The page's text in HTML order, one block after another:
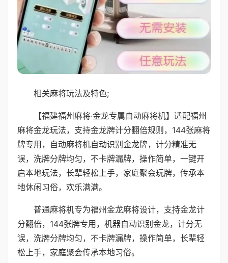
相关麻将玩法及特色;
【福建福州麻将·金龙专属自动麻将机】适配福州
麻将金龙玩法，支持金龙牌计分翻倍规则，144张麻将
牌专用，自动麻将机自动识别金龙牌，计分精准无
误，洗牌分牌均匀，不卡牌漏牌，操作简单，一键开
启本地玩法，长辈轻松上手，家庭聚会玩牌，传承本
地休闲习俗，欢乐满满。
普通麻将机专为福州金龙麻将设计，支持金龙计
分翻倍，144张牌专用，机器自动识别金龙，计分无
误，洗牌分牌均匀，不卡牌漏牌，操作简单，长辈轻
松上手，家庭聚会传承本地习俗。